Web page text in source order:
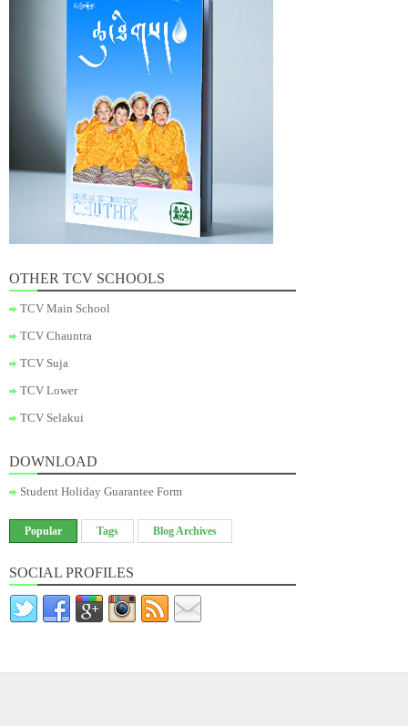
OTHER TCV SCHOOLS
TCV Main School
TCV Chauntra
TCV Suja
TCV Lower
TCV Selakui
DOWNLOAD
Student Holiday Guarantee Form
Popular Tags Blog Archives
SOCIAL PROFILES